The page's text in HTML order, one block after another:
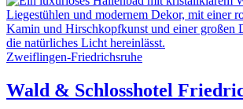
Zweiflingen-Friedrichsruhe
Wald & Schlosshotel